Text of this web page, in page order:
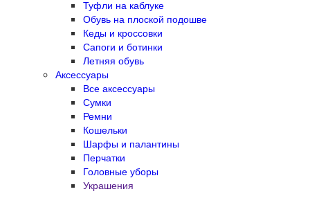
Туфли на каблуке
Обувь на плоской подошве
Кеды и кроссовки
Сапоги и ботинки
Летняя обувь
Аксессуары
Все аксессуары
Сумки
Ремни
Кошельки
Шарфы и палантины
Перчатки
Головные уборы
Украшения